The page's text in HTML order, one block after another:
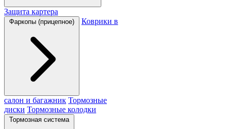
Защита картера
Фаркопы (прицепное) Коврики в
салон и багажник Тормозные
диски Тормозные колодки
Тормозная система